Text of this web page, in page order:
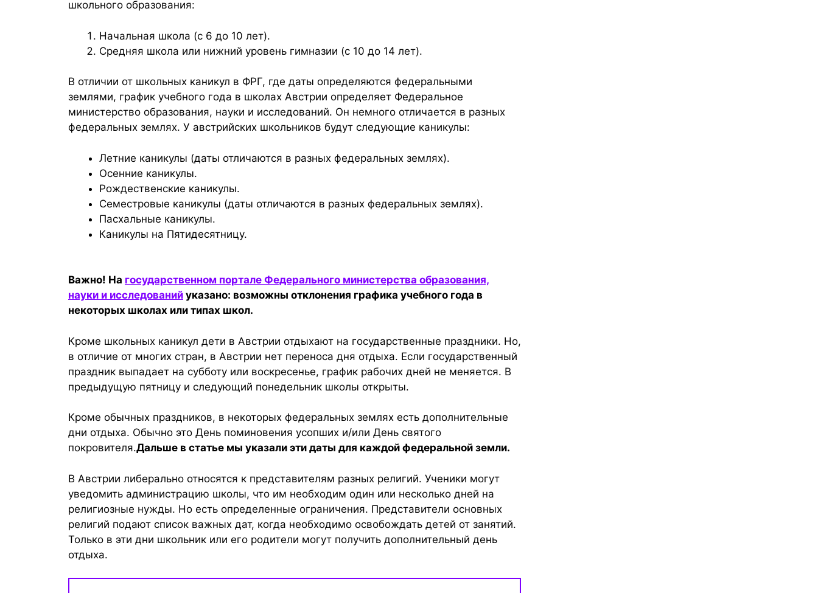
школьного образования:
Начальная школа (с 6 до 10 лет).
Средняя школа или нижний уровень гимназии (с 10 до 14 лет).
В отличии от школьных каникул в ФРГ, где даты определяются федеральными
землями, график учебного года в школах Австрии определяет Федеральное
министерство образования, науки и исследований. Он немного отличается в разных
федеральных землях. У австрийских школьников будут следующие каникулы:
Летние каникулы (даты отличаются в разных федеральных землях).
Осенние каникулы.
Рождественские каникулы.
Семестровые каникулы (даты отличаются в разных федеральных землях).
Пасхальные каникулы.
Каникулы на Пятидесятницу.
Важно! На государственном портале Федерального министерства образования,
науки и исследований указано: возможны отклонения графика учебного года в
некоторых школах или типах школ.
Кроме школьных каникул дети в Австрии отдыхают на государственные праздники. Но,
в отличие от многих стран, в Австрии нет переноса дня отдыха. Если государственный
праздник выпадает на субботу или воскресенье, график рабочих дней не меняется. В
предыдущую пятницу и следующий понедельник школы открыты.
Кроме обычных праздников, в некоторых федеральных землях есть дополнительные
дни отдыха. Обычно это День поминовения усопших и/или День святого
покровителя.Дальше в статье мы указали эти даты для каждой федеральной земли.
В Австрии либерально относятся к представителям разных религий. Ученики могут
уведомить администрацию школы, что им необходим один или несколько дней на
религиозные нужды. Но есть определенные ограничения. Представители основных
религий подают список важных дат, когда необходимо освобождать детей от занятий.
Только в эти дни школьник или его родители могут получить дополнительный день
отдыха.